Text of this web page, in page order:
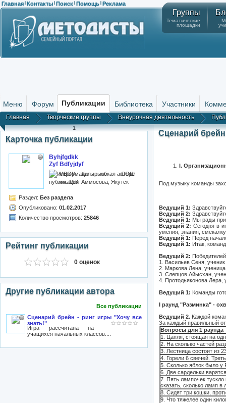
Главная | Контакты | Поиск | Помощь | Реклама
Группы
Тематические
площадки
Меню Форум Публикации Библиотека Участники
Главная Творческие группы Внеурочная деятельность
1
Карточка публикации
Byhjfgdkk
Zyf Bdfyjdyf
МБОУ Хатырыкская СОШ
им. М.К. Аммосова, Якутск
Раздел: Без раздела
Опубликовано: 01.02.2017
Количество просмотров: 25846
Рейтинг публикации
0 оценок
Другие публикации автора
Все публикации
Сценарий брейн - ринг игры "Хочу все
знать!"
Игра рассчитана на
учащихся начальных классов....
Сценарий
I.
Под музыку команды
Ведущий 1:
Ведущий 2:
Ведущий 1: Мы рады
Ведущий 2: Сегодня в
умения, знания,
Ведущий 1: Перед
Ведущий 1: Итак,
Ведущий 2:
1. Васильев Сеня, ученик
2. Маркова Лена,
3. Слепцов Айысхан,
4. Протодьяконова Лера,
Ведущий 1: Команды
I раунд "Разминка" -
Ведущий 2. Каждой
За каждый правильный
Вопросы для 1 раунда
1. Цапля, стоящая на
2. На сколько частей
3. Лестница состоит из
4. Горели 6 свечей.
5. Сколько яблок было у
6. Две сардельки
7. Пять лампочек
сказать, сколько ламп в
8. Сидят три кошки,
9. Что тяжелее один